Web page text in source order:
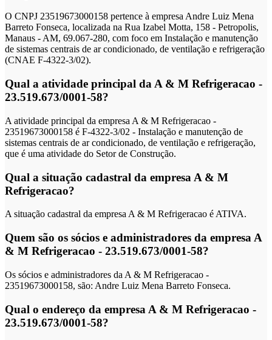
O CNPJ 23519673000158 pertence à empresa Andre Luiz Mena
Barreto Fonseca, localizada na Rua Izabel Motta, 158 - Petropolis,
Manaus - AM, 69.067-280, com foco em Instalação e manutenção
de sistemas centrais de ar condicionado, de ventilação e refrigeração
(CNAE F-4322-3/02).
Qual a atividade principal da A & M Refrigeracao -
23.519.673/0001-58?
A atividade principal da empresa A & M Refrigeracao -
23519673000158 é F-4322-3/02 - Instalação e manutenção de
sistemas centrais de ar condicionado, de ventilação e refrigeração,
que é uma atividade do Setor de Construção.
Qual a situação cadastral da empresa A & M
Refrigeracao?
A situação cadastral da empresa A & M Refrigeracao é ATIVA.
Quem são os sócios e administradores da empresa A
& M Refrigeracao - 23.519.673/0001-58?
Os sócios e administradores da A & M Refrigeracao -
23519673000158, são: Andre Luiz Mena Barreto Fonseca.
Qual o endereço da empresa A & M Refrigeracao -
23.519.673/0001-58?